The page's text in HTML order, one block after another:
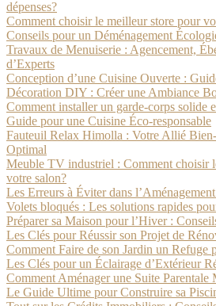
dépenses?
Comment choisir le meilleur store pour
Conseils pour un Déménagement
Travaux de Menuiserie : Agencement,
d’Experts
Conception d’une Cuisine Ouverte :
Décoration DIY : Créer une Ambiance
Comment installer un garde-corps solide
Guide pour une Cuisine Éco-responsable
Fauteuil Relax Himolla : Votre Allié
Optimal
Meuble TV industriel : Comment choisir
votre salon?
Les Erreurs à Éviter dans
Volets bloqués : Les solutions rapides
Préparer sa Maison pour l’Hiver :
Les Clés pour Réussir son Projet de
Comment Faire de son Jardin un Refuge
Les Clés pour un Éclairage d’Extérieur
Comment Aménager une Suite Parentale
Le Guide Ultime pour Construire sa